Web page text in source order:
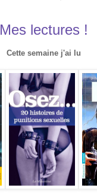
Mes lectures !
Cette semaine j'ai lu